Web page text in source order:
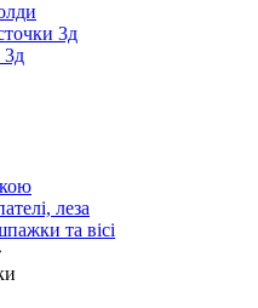
3д
3д
леза
та вісі